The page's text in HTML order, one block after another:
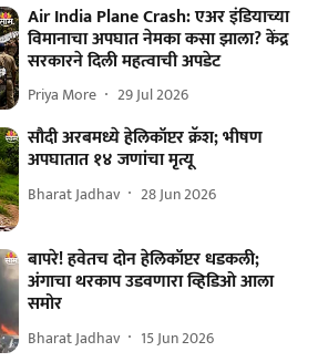
Air India Plane Crash: एअर इंडियाच्या
विमानाचा अपघात नेमका कसा झाला? केंद्र
सरकारने दिली महत्वाची अपडेट
Priya More 29 Jul 2026
सौदी अरबमध्ये हेलिकॉप्टर क्रॅश; भीषण
अपघातात १४ जणांचा मृत्यू
Bharat Jadhav 28 Jun 2026
बापरे! हवेतच दोन हेलिकॉप्टर धडकली;
अंगाचा थरकाप उडवणारा व्हिडिओ आला
समोर
Bharat Jadhav 15 Jun 2026